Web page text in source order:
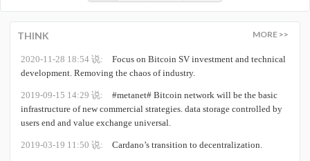
THINK MORE >>
2020-11-28 18:54 说:
Focus on Bitcoin SV investment and technical
development. Removing the chaos of industry.
2019-09-15 14:29 说:
#metanet# Bitcoin network will be the basic
infrastructure of new commercial strategies. data storage controlled by
users end and value exchange universal.
2019-03-19 11:50 说: Cardano’s transition to decentralization.